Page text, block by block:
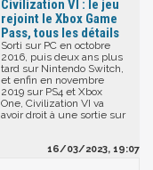
Civilization VI : le jeu
rejoint le Xbox Game
Pass, tous les détails
Sorti sur PC en octobre
2016, puis deux ans plus
tard sur Nintendo Switch,
et enfin en novembre
2019 sur PS4 et Xbox
One, Civilization VI va
avoir droit à une sortie sur
16/03/2023, 19:07